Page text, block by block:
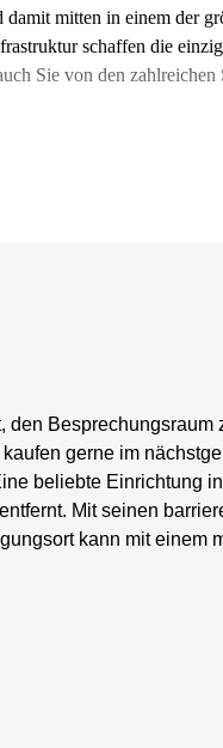
mitten in einem der
schaffen die
Sie von den
Besprechungsraum
gerne im
beliebte Einrichtung
Mit seinen
kann mit einem